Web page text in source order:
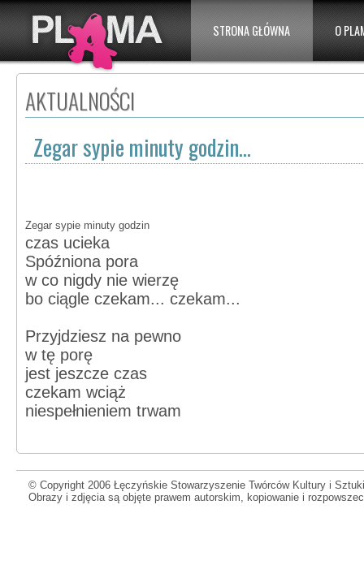
STRONA GŁÓWNA O
AKTUALNOŚCI
Zegar sypie minuty godzin...
Zegar sypie minuty godzin
czas ucieka
Spóźniona pora
w co nigdy nie wierzę
bo ciągle czekam... czekam...
Przyjdziesz na pewno
w tę porę
jest jeszcze czas
czekam wciąż
niespełnieniem trwam
© Copyright 2006 Łęczyńskie Stowarzyszenie Twórców Kultury i
Obrazy i zdjęcia są objęte prawem autorskim, kopiowanie i